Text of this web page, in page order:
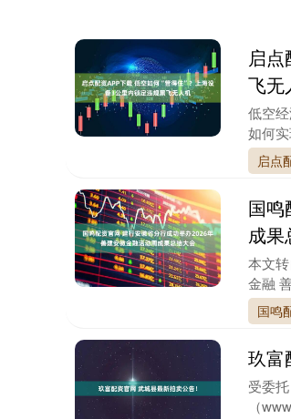
启
飞无
低空经
如何
启点
国鸣
成果
本文
金融
国鸣
玖富
受委
（